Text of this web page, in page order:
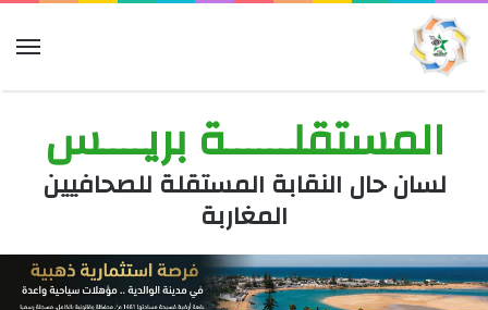
المستقلــــــة بريــــس
لسان حال النقابة المستقلة للصحافيين
المغاربة